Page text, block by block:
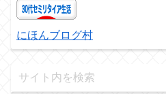
にほんブログ村